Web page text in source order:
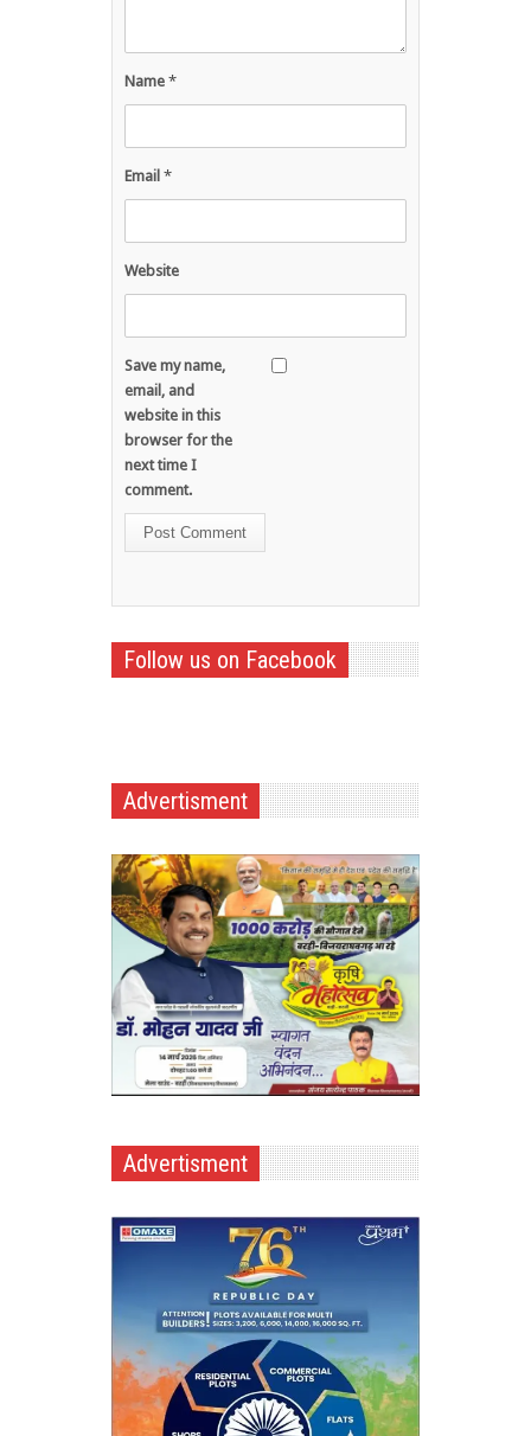
Name *
Email *
Website
Save my name,
email, and
website in this
browser for the
next time I
comment.
Follow us on Facebook
Advertisment
Advertisment